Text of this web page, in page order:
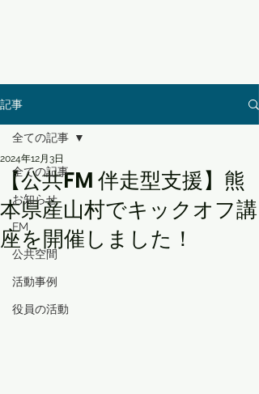
記事
全ての記事
お知らせ
FM
公共空間
活動事例
役員の活動
全ての記事
【公共FM 伴走型支援】熊
本県産山村でキックオフ講
座を開催しました！
2024年12月3日